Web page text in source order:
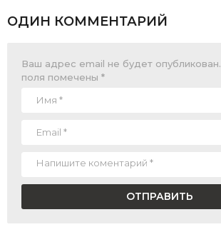
ОДИН КОММЕНТАРИЙ
Ваш адрес email не будет опубликован.
поля помечены *